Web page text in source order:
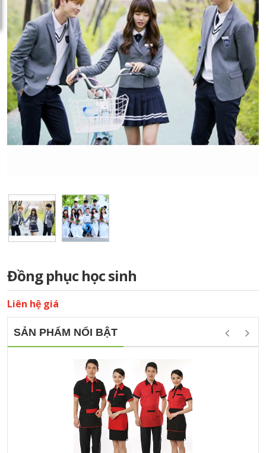
Đồng phục học sinh
Liên hệ giá
SẢN PHẨM NỔI BẬT